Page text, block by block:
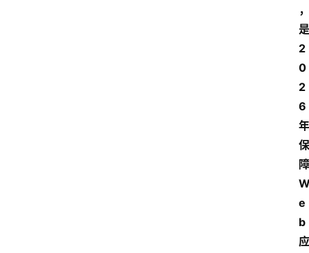
，
是
2
0
2
6
年
保
障
e
b
应